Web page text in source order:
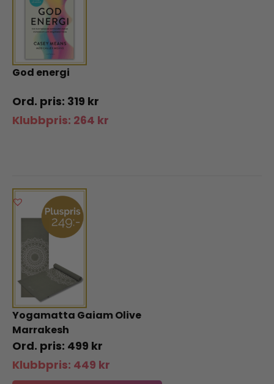
God energi
319 kr
Klubbpris: 264 kr
Yogamatta Gaiam Olive
Marrakesh
499 kr
Klubbpris: 449 kr